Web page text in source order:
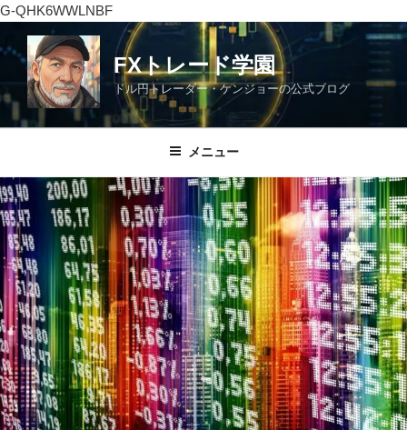
G-QHK6WWLNBF
ン
ン
ツ
キ
ッ
プ
FXトレード学園
ドル円トレーダー・ケンジョーの公式ブログ
メニュー